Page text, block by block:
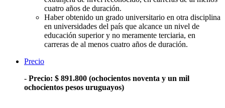
cuatro años de duración.
Haber obtenido un grado universitario en otra disciplina
en universidades del país que alcance un nivel de
educación superior y no meramente terciaria, en
carreras de al menos cuatro años de duración.
Precio
- Precio: $ 891.800 (ochocientos noventa y un mil
ochocientos pesos uruguayos)